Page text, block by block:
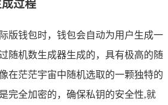
成过程
版钱包时，钱包会自动为用户生成一
随机数生成器生成的，具有极高的随
在茫茫宇宙中随机选取的一颗独特的
完全加密的，确保私钥的安全性,就